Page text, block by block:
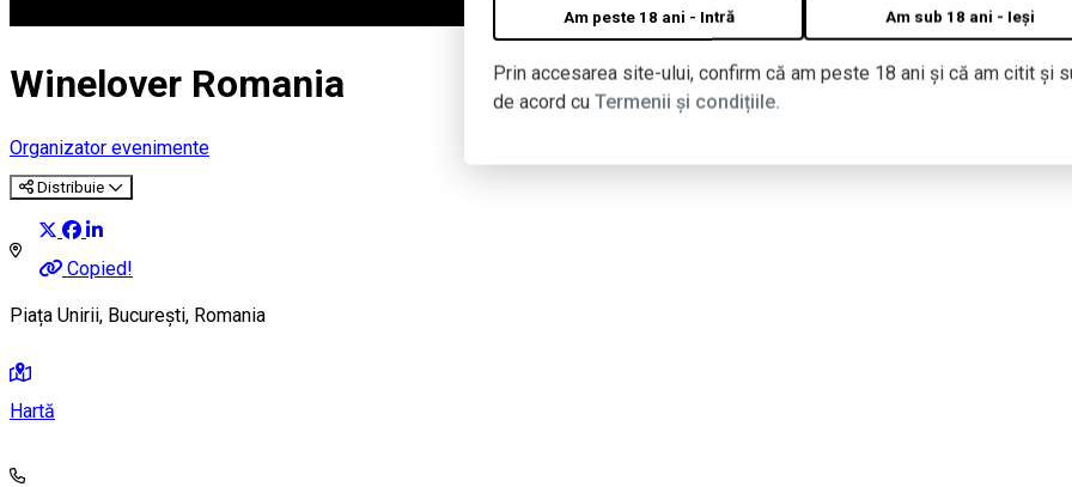
Am peste 18 ani - Intră Am sub 18 ani - Ieși
Prin accesarea site-ului, confirm că am peste 18 ani și că am citit și
de acord cu Termenii și condițiile.
Winelover Romania
Organizator evenimente
Distribuie
Copied!
Piața Unirii, București, Romania
Hartă